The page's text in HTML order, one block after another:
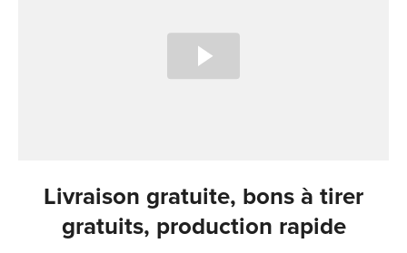
Livraison gratuite, bons à tirer
gratuits, production rapide